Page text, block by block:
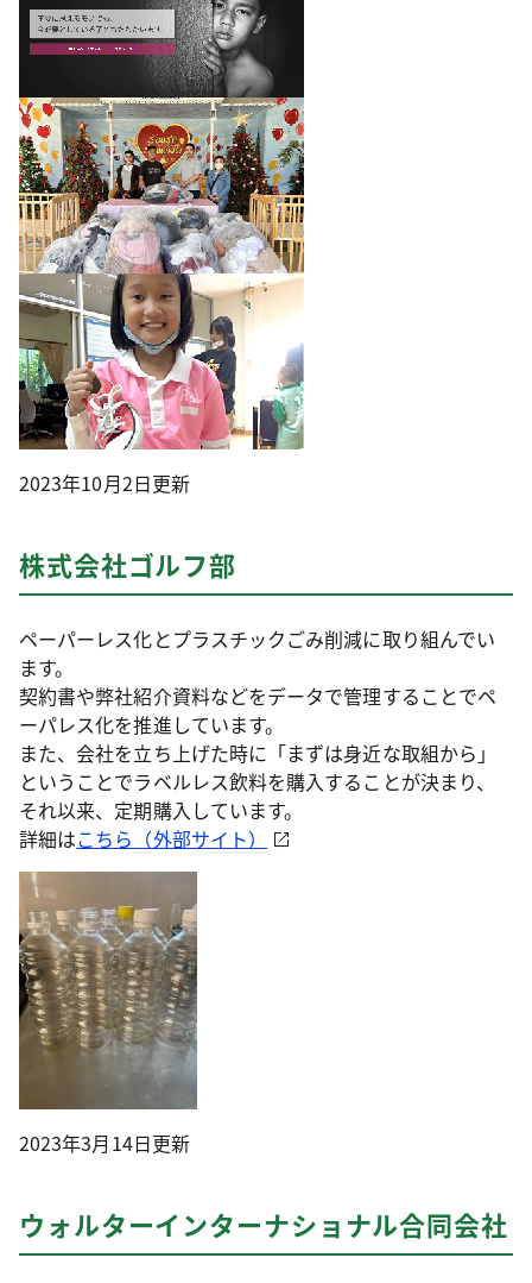
2023年10月2日更新
株式会社ゴルフ部
ペーパーレス化とプラスチックごみ削減に取り組んでい
ます。
契約書や弊社紹介資料などをデータで管理することでペ
ーパレス化を推進しています。
また、会社を立ち上げた時に「まずは身近な取組から」
ということでラベルレス飲料を購入することが決まり、
それ以来、定期購入しています。
詳細はこちら（外部サイト）
2023年3月14日更新
ウォルターインターナショナル合同会社